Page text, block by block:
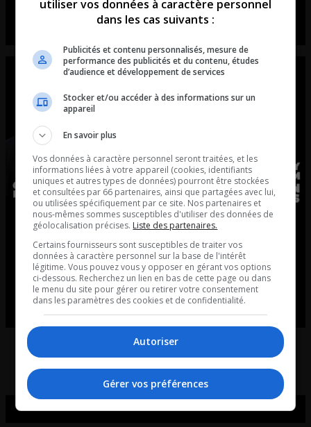
Mel et Nick reçoivent Émilie Gagnon-Tremblay en studio
EP. 228 | La communication avec
les défunts avec Émilie Gagnon-
Tremblay, médium
Mel et Nick reçoivent une médium en studio
utiliser vos données à caractère personnel
dans les cas suivants :
Publicités et contenu personnalisés, mesure de
performance des publicités et du contenu, études
d’audience et développement de services
Stocker et/ou accéder à des informations sur un
appareil
En savoir plus
Vos données à caractère personnel seront traitées, et les
informations liées à votre appareil (cookies, identifiants
uniques et autres types de données) pourront être stockées
et consultées par 66 partenaires, ainsi que partagées avec lui,
ou utilisées spécifiquement par ce site. Nos partenaires et
nous-mêmes sommes susceptibles d'utiliser des données de
géolocalisation précises. Liste des partenaires.
Certains fournisseurs sont susceptibles de traiter vos
données à caractère personnel sur la base de l'intérêt
légitime. Vous pouvez vous y opposer en gérant vos options
ci-dessous. Recherchez un lien en bas de cette page ou dans
le menu du site pour gérer ou retirer votre consentement
dans les paramètres des cookies et de confidentialité.
Autoriser
Gérer vos préférences